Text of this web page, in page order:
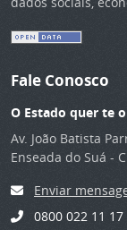
Fale Conosco
O Estado quer te
Av. João Batista
Enseada do Suá -
Enviar
0800 022 11 17